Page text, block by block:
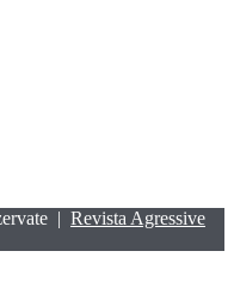
| Revista Agressive